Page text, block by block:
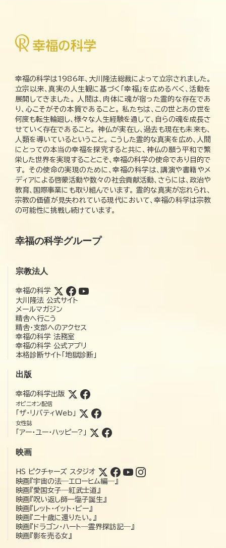
幸福の科学は1986年、大川隆法総裁によって立宗されました。
立宗以来、真実の人生観に基づく「幸福」を広めるべく、活動を
展開してきました。 人間は、肉体に魂が宿った霊的な存在であ
り、心こそがその本質であること。 私たちは、この世とあの世を
何度も転生輪廻し、様々な人生経験を通して、自らの魂を成長さ
せていく存在であること。 神仏が実在し、過去も現在も未来も、
人類を導いているということ。 こうした霊的な真実を広め、人間
にとっての本当の幸福を探究すると共に、神仏の願う平和で繁
栄した世界を実現することこそ、幸福の科学の使命であり目的で
す。 その使命の実現のために、幸福の科学は、講演や書籍やメ
ディアによる啓蒙活動や数々の社会貢献活動、さらには、政治や
教育、国際事業にも取り組んでいます。 霊的な真実が忘れられ、
宗教の価値が見失われている現代において、幸福の科学は宗教
の可能性に挑戦し続けています。
幸福の科学グループ
宗教法人
幸福の科学
大川隆法 公式サイト
メールマガジン
精舎へ行こう
精舎・支部へのアクセス
幸福の科学 法務室
幸福の科学 公式アプリ
本格診断サイト「地獄診断」
出版
幸福の科学出版
オピニオン配信
「ザ・リバティWeb」
女性誌
「アー・ユー・ハッピー?」
映画
HS ピクチャーズ スタジオ
映画『宇宙の法―エローヒム編―』
映画『愛国女子―紅武士道』
映画『呪い返し師—塩子誕生』
映画『レット・イット・ビー』
映画『二十歳に還りたい。』
映画『ドラゴン・ハート―霊界探訪記―』
映画『影を売る女』